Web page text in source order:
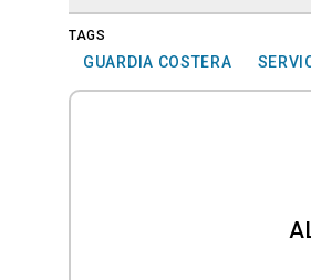
TAGS
GUARDIA COSTERA